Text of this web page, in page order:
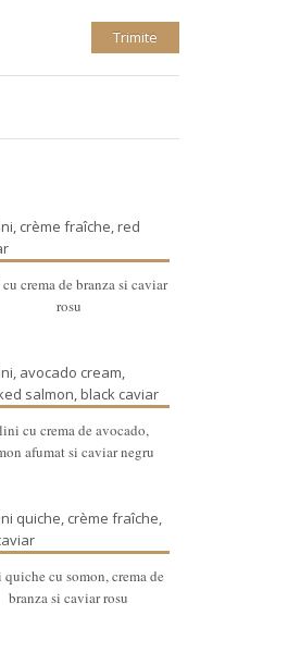
crema de branza si caviar
rosu
cu crema de avocado,
afumat si caviar negru
cu somon, crema de
branza si caviar rosu